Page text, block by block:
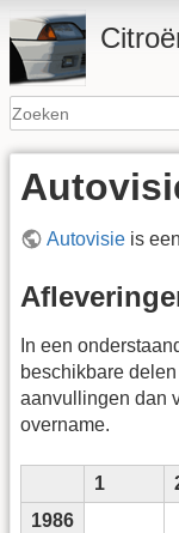
Autovisie is
In een
beschikbare
aanvullingen dan
overname.
1
1986